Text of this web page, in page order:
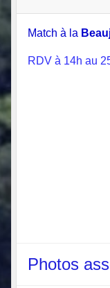
Match à la
RDV à 14h au
Photos